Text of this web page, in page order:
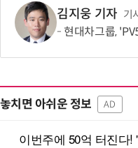
김지웅 기자 기
현대차그룹, 'PV5 웨이
놓치면 아쉬운 정보 AD